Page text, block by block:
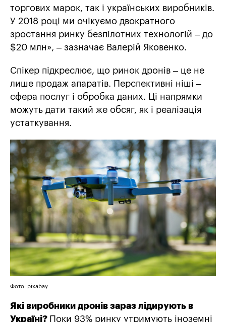
торгових марок, так і українських виробників.
У 2018 році ми очікуємо двократного
зростання ринку безпілотних технологій – до
$20 млн», – зазначає Валерій Яковенко.
Спікер підкреслює, що ринок дронів – це не
лише продаж апаратів. Перспективні ніші –
сфера послуг і обробка даних. Ці напрямки
можуть дати такий же обсяг, як і реалізація
устаткування.
Фото: pixabay
Які виробники дронів зараз лідирують в
Україні? Поки 93% ринку утримують іноземні